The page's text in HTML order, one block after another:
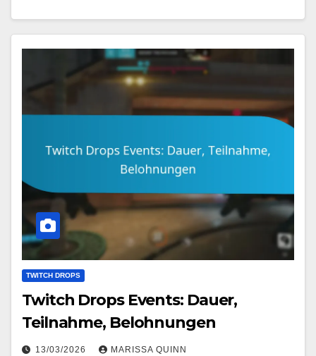
TWITCH DROPS
Twitch Drops Events: Dauer,
Teilnahme, Belohnungen
13/03/2026 MARISSA QUINN